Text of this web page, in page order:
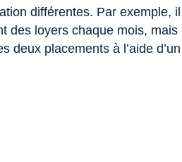
différentes. Par exemple, il
des loyers chaque mois, mais
deux placements à l’aide d’un